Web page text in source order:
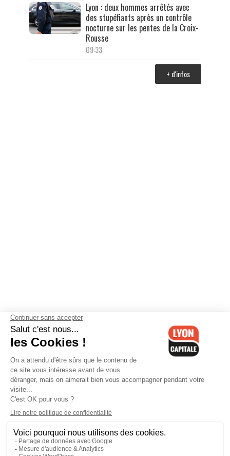
Lyon : deux hommes arrêtés avec
des stupéfiants après un contrôle
nocturne sur les pentes de la Croix-
Rousse
09:33
+ d'infos
Contactez-nous-Mentions légales-CGV-Politique de
confidentialité-Gestion des cookies